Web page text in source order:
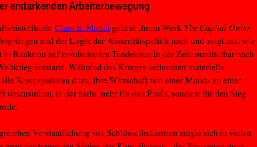
erstarkenden Arbeiterbewegung
Clara E. Mattei geht in ihrem Werk The Capital Order
und der Logik der Austeritätspolitik nach und zeigt auf, wie
in Reaktion auf revolutionäre Tendenzen in der Zeit unmittelbar nach
entstand. Während des Krieges verleiteten materielle
Kriegsparteien dazu, ihre Wirtschaft von einer Markt- zu einer
umzustellen, in der nicht mehr für den Profit, sondern für den Sieg
Verstaatlichung von Schlüsselindustrien zeigte sich in vielen